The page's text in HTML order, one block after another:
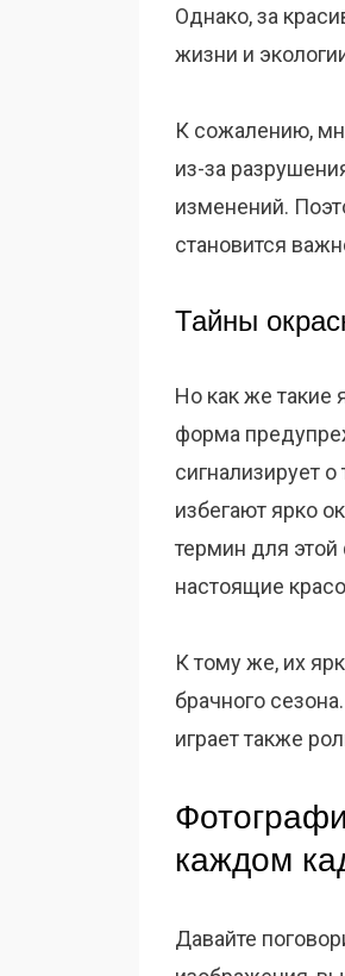
Однако, за
жизни и
К сожалению,
из-за
изменений.
становится
Тайны
Но как же такие
форма
сигнализирует
избегают ярко
термин для
настоящие
К тому же, их
брачного
играет также
каждом
Давайте